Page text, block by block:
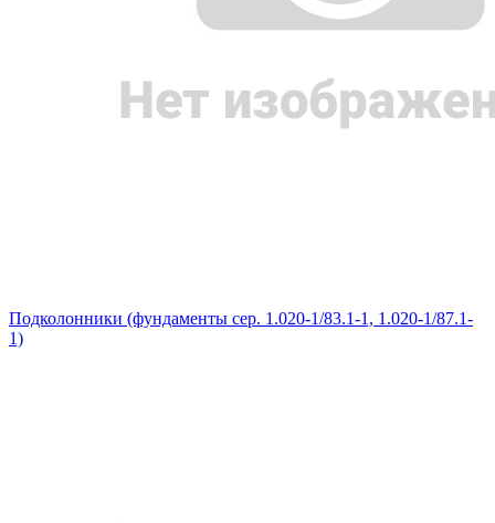
Подколонники (фундаменты сер. 1.020-1/83.1-1, 1.020-1/87.1-
1)